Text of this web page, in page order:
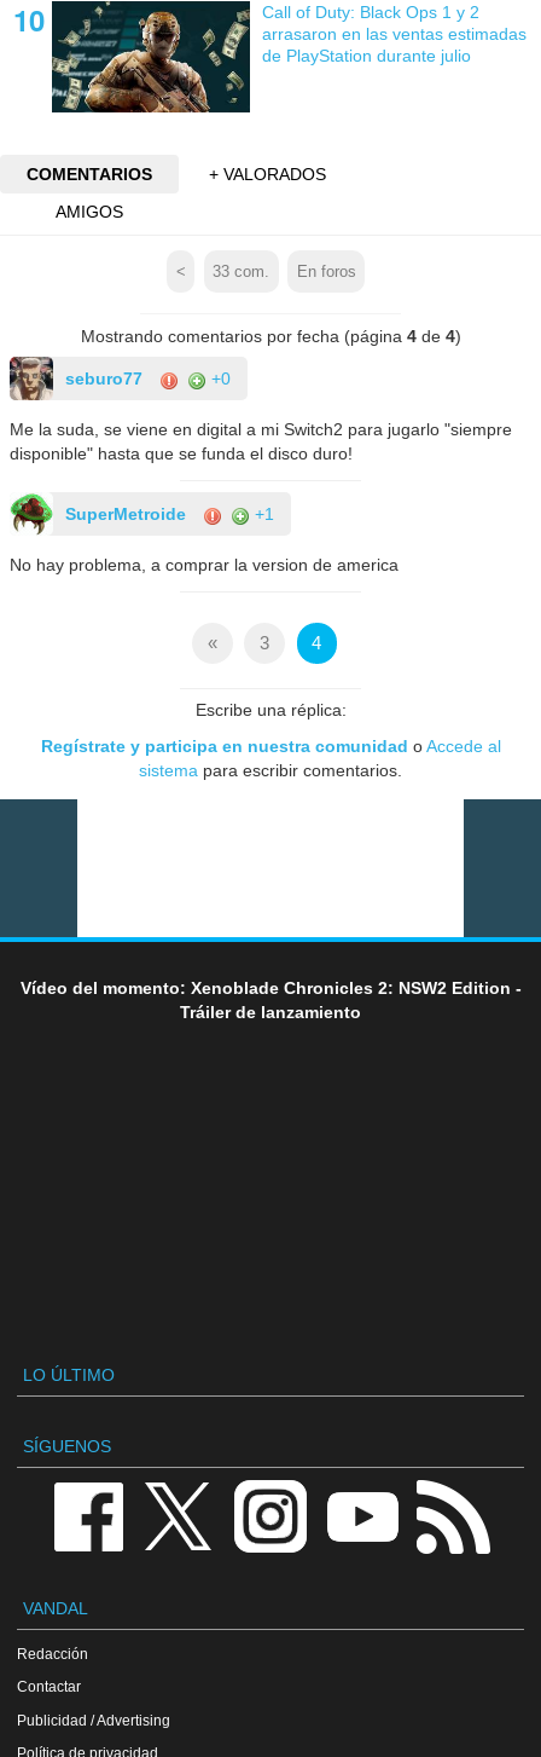
Call of Duty: Black Ops 1 y 2
arrasaron en las ventas estimadas
de PlayStation durante julio
COMENTARIOS
+ VALORADOS
AMIGOS
< 33 com. En foros
Mostrando comentarios por fecha (página 4de 4)
seburo77 +0
Me la suda, se viene en digital a mi Switch2 para jugarlo "siempre
disponible" hasta que se funda el disco duro!
SuperMetroide +1
No hay problema, a comprar la version de america
« 3 4
Escribe una réplica:
Regístrate y participa en nuestra comunidad oAccede al
sistema para escribir comentarios.
Vídeo del momento: Xenoblade Chronicles 2: NSW2 Edition -
Tráiler de lanzamiento
LO ÚLTIMO
SÍGUENOS
VANDAL
Redacción
Contactar
Publicidad / Advertising
Política de privacidad